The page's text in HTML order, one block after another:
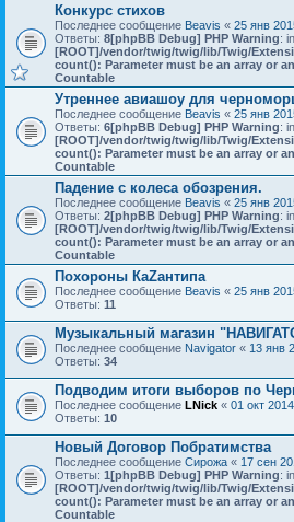
Конкурс стихов
Последнее сообщение Beavis « 25 янв
Ответы: 8[phpBB Debug] PHP Warning:
[ROOT]/vendor/twig/twig/lib/Twig/
count(): Parameter must be an array or
Countable
Утреннее авиашоу для
Последнее сообщение Beavis « 25 янв
Ответы: 6[phpBB Debug] PHP Warning:
[ROOT]/vendor/twig/twig/lib/Twig/
count(): Parameter must be an array or
Countable
Падение с колеса обозрения.
Последнее сообщение Beavis « 25 янв
Ответы: 2[phpBB Debug] PHP Warning:
[ROOT]/vendor/twig/twig/lib/Twig/
count(): Parameter must be an array or
Countable
Похороны КаZантипа
Последнее сообщение Beavis « 25 янв
Ответы: 11
Музыкальный магазин
Последнее сообщение Navigator « 13 янв
Ответы: 34
Подводим итоги выборов по
Последнее сообщение LNick « 01 окт
Ответы: 10
Новый Договор Побратимства
Последнее сообщение Сирожа « 17 сен
Ответы: 1[phpBB Debug] PHP Warning:
[ROOT]/vendor/twig/twig/lib/Twig/
count(): Parameter must be an array or
Countable